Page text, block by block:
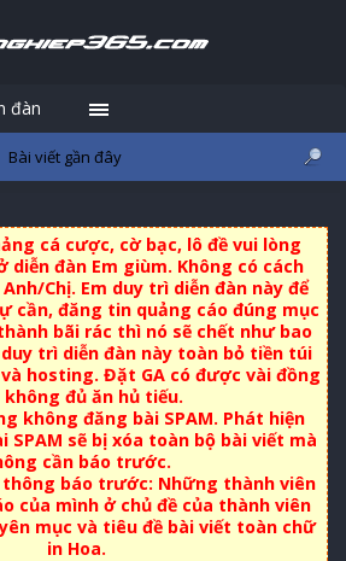
cá cược, cờ bạc, lô đề vui lòng
diễn đàn Em giùm. Không có cách
Chị. Em duy trì diễn đàn này để
cần, đăng tin quảng cáo đúng mục
bãi rác thì nó sẽ chết như bao
duy trì diễn đàn này toàn bỏ tiền túi
hosting. Đặt GA có được vài đồng
không đủ ăn hủ tiếu.
không đăng bài SPAM. Phát hiện
SPAM sẽ bị xóa toàn bộ bài viết mà
cần báo trước.
thông báo trước: Những thành viên
của mình ở chủ đề của thành viên
mục và tiêu đề bài viết toàn chữ
in Hoa.
đàn
Bài viết gần đây Đăng ký